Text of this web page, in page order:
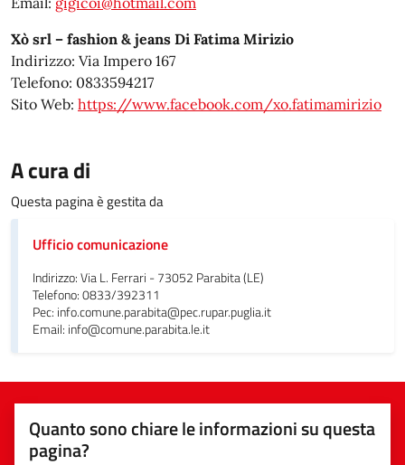
Xò srl – fashion & jeans Di Fatima Mirizio
Indirizzo: Via Impero 167
Telefono: 0833594217
Sito Web: https://www.facebook.com/xo.fatimamirizio
A cura di
Questa pagina è gestita da
Ufficio comunicazione
Indirizzo: Via L. Ferrari - 73052 Parabita (LE)
Telefono: 0833/392311
Pec: info.comune.parabita@pec.rupar.puglia.it
Email: info@comune.parabita.le.it
Quanto sono chiare le informazioni su questa
pagina?